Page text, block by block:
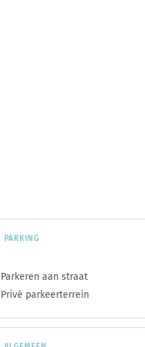
PARKING
Parkeren aan straat
Privé parkeerterrein